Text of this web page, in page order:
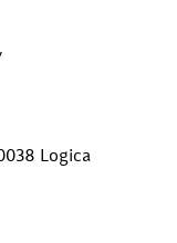
Logica